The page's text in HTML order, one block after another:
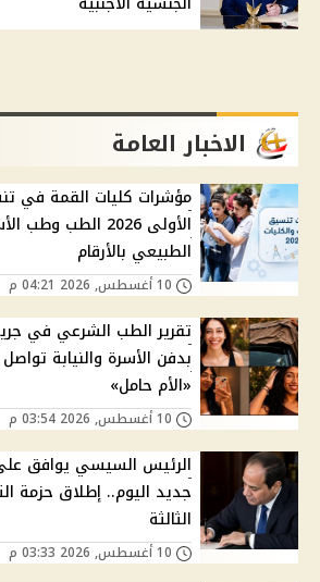
الاخبار العامة
مؤشرات كليات القمة في
الأولى 2026 الطب
الطبيعي بالأرقام
تقرير الطب الشرعي في
بدفن الأسرة والنيابة
«الأم حامل»
الرئيس السيسي يوافق
جديد اليوم.. إطلاق حزمة
الثالثة